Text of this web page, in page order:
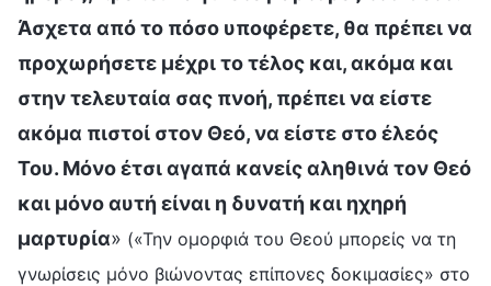
Άσχετα από το πόσο υποφέρετε, θα πρέπει να
προχωρήσετε μέχρι το τέλος και, ακόμα και
στην τελευταία σας πνοή, πρέπει να είστε
ακόμα πιστοί στον Θεό, να είστε στο έλεός
Του. Μόνο έτσι αγαπά κανείς αληθινά τον Θεό
και μόνο αυτή είναι η δυνατή και ηχηρή
μαρτυρία» («Την ομορφιά του Θεού μπορείς να τη
γνωρίσεις μόνο βιώνοντας επίπονες δοκιμασίες» στο